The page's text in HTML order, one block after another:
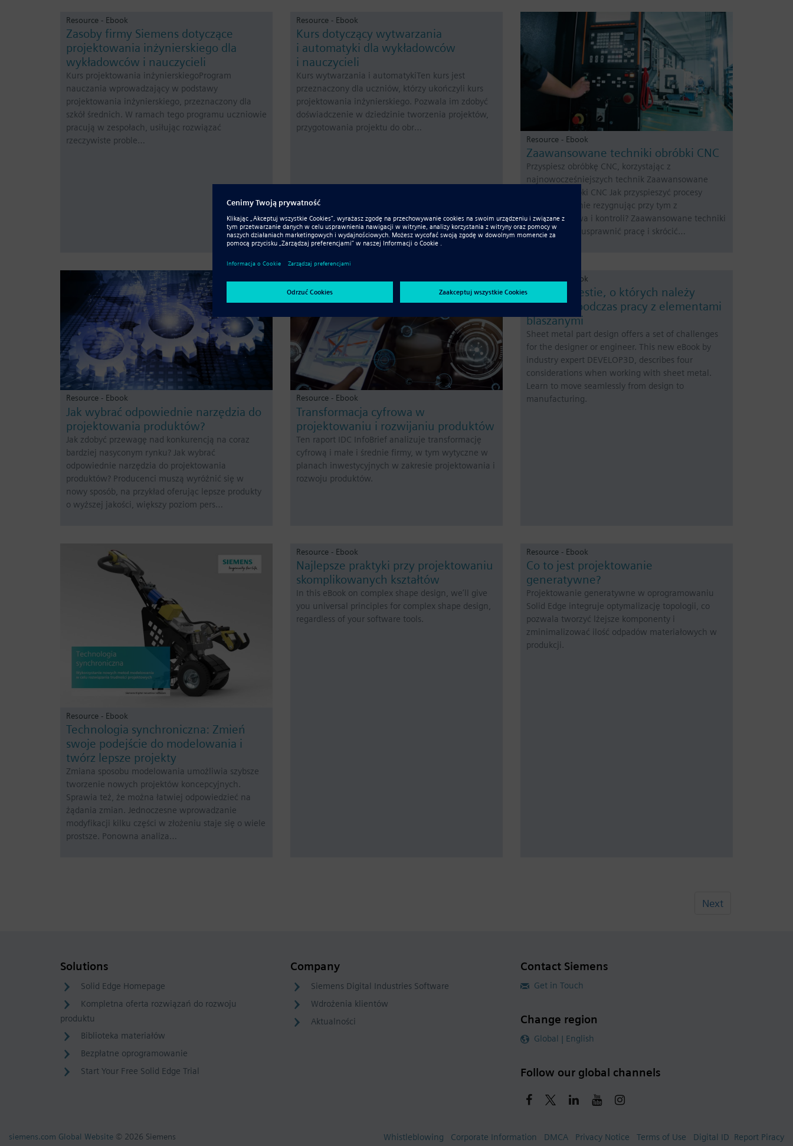
Resource - Ebook
Zasoby firmy Siemens dotyczące
projektowania inżynierskiego dla
wykładowców i nauczycieli
Kurs projektowania inżynierskiegoProgram
nauczania wprowadzający w podstawy
projektowania inżynierskiego, przeznaczony dla
szkół średnich. W ramach tego programu uczniowie
pracują w zespołach, usiłując rozwiązać
rzeczywiste proble…
Resource - Ebook
Kurs dotyczący wytwarzania
i automatyki dla wykładowców
i nauczycieli
Kurs wytwarzania i automatykiTen kurs jest
przeznaczony dla uczniów, którzy ukończyli kurs
projektowania inżynierskiego. Pozwala im zdobyć
doświadczenie w dziedzinie tworzenia projektów,
przygotowania projektu do obr…
Resource - Ebook
Zaawansowane techniki obróbki CNC
Przyspiesz obróbkę CNC, korzystając z
najnowocześniejszych technik Zaawansowane
techniki obróbki CNC Jak przyspieszyć procesy
obróbki CNC, nie rezygnując przy tym z
bezpieczeństwa i kontroli? Zaawansowane techniki
obróbki mogą usprawnić pracę i skrócić…
Resource - Ebook
Jak wybrać odpowiednie narzędzia do
projektowania produktów?
Jak zdobyć przewagę nad konkurencją na coraz
bardziej nasyconym rynku? Jak wybrać
odpowiednie narzędzia do projektowania
produktów? Producenci muszą wyróżnić się w
nowy sposób, na przykład oferując lepsze produkty
o wyższej jakości, większy poziom pers…
Resource - Ebook
Transformacja cyfrowa w
projektowaniu i rozwijaniu produktów
Ten raport IDC InfoBrief analizuje transformację
cyfrową i małe i średnie firmy, w tym wytyczne w
planach inwestycyjnych w zakresie projektowania i
rozwoju produktów.
Resource - Ebook
Cztery kwestie, o których należy
pamiętać podczas pracy z elementami
blaszanymi
Sheet metal part design offers a set of challenges
for the designer or engineer. This new eBook by
industry expert DEVELOP3D, describes four
considerations when working with sheet metal.
Learn to move seamlessly from design to
manufacturing.
Resource - Ebook
Technologia synchroniczna: Zmień
swoje podejście do modelowania i
twórz lepsze projekty
Zmiana sposobu modelowania umożliwia szybsze
tworzenie nowych projektów koncepcyjnych.
Sprawia też, że można łatwiej odpowiedzieć na
żądania zmian. Jednoczesne wprowadzanie
modyfikacji kilku części w złożeniu staje się o wiele
prostsze. Ponowna analiza…
Resource - Ebook
Najlepsze praktyki przy projektowaniu
skomplikowanych kształtów
In this eBook on complex shape design, we’ll give
you universal principles for complex shape design,
regardless of your software tools.
Resource - Ebook
Co to jest projektowanie
generatywne?
Projektowanie generatywne w oprogramowaniu
Solid Edge integruje optymalizację topologii, co
pozwala tworzyć lżejsze komponenty i
zminimalizować ilość odpadów materiałowych w
produkcji.
Next
Solutions
Solid Edge Homepage
Kompletna oferta rozwiązań do rozwoju
produktu
Biblioteka materiałów
Bezpłatne oprogramowanie
Start Your Free Solid Edge Trial
Company
Siemens Digital Industries Software
Wdrożenia klientów
Aktualności
Contact Siemens
Get in Touch
Change region
Global | English
Follow our global channels
siemens.com Global Website © 2026 Siemens Whistleblowing Corporate Information DMCA Privacy Notice Terms of Use Digital ID Report Piracy